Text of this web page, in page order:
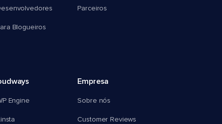
Blogueiros
Parceiros
Engine
Empresa
Sobre nós
Customer Reviews